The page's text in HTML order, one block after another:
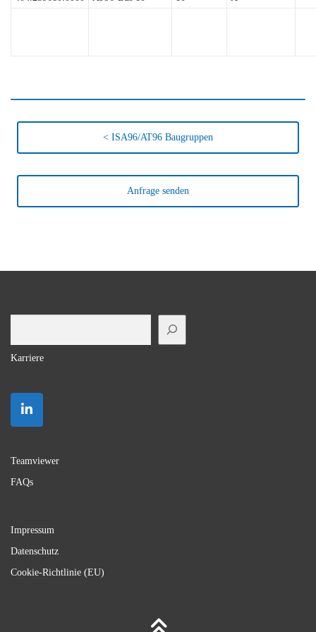
< ISA96/AT96 Baugruppen
Anfrage senden
Karriere
Teamviewer
FAQs
Impressum
Datenschutz
Cookie-Richtlinie (EU)